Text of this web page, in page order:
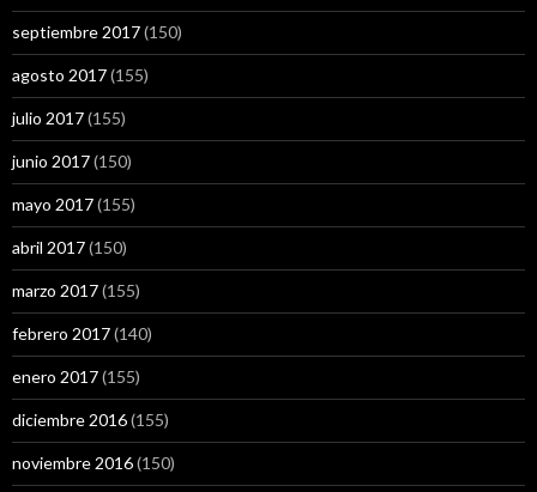
septiembre 2017(150)
agosto 2017(155)
julio 2017(155)
junio 2017(150)
mayo 2017(155)
abril 2017(150)
marzo 2017(155)
febrero 2017(140)
enero 2017(155)
diciembre 2016(155)
noviembre 2016(150)